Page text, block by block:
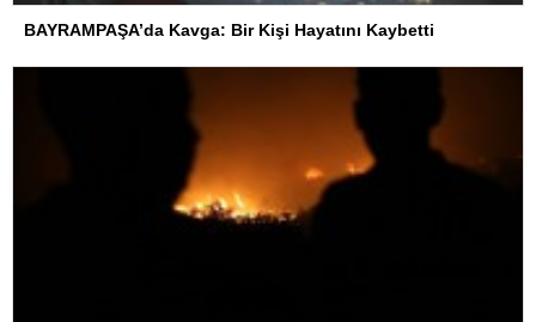
BAYRAMPAŞA’da Kavga: Bir Kişi Hayatını Kaybetti